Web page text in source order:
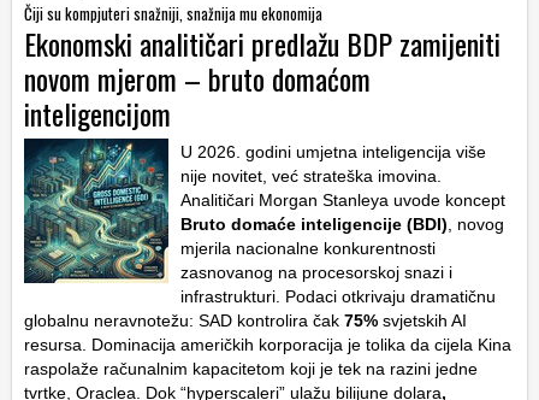
Čiji su kompjuteri snažniji, snažnija mu ekonomija
Ekonomski analitičari predlažu BDP zamijeniti
novom mjerom – bruto domaćom
inteligencijom
U 2026. godini umjetna inteligencija više
nije novitet, već strateška imovina.
Analitičari Morgan Stanleya uvode koncept
Bruto domaće inteligencije (BDI) , novog
mjerila nacionalne konkurentnosti
zasnovanog na procesorskoj snazi i
infrastrukturi. Podaci otkrivaju dramatičnu
globalnu neravnotežu: SAD kontrolira čak 75% svjetskih AI
resursa. Dominacija američkih korporacija je tolika da cijela Kina
raspolaže računalnim kapacitetom koji je tek na razini jedne
tvrtke, Oraclea. Dok “hyperscaleri” ulažu bilijune dolara,